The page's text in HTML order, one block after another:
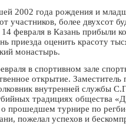
2002 года рождения и
участников, более двухсот
февраля в Казань прибыли
приезда оценить красоту
монастырь.
в спортивном зале
открытие.
внутренней службы
традициях общества
о прошедшем турнире по
пожелал успехов и